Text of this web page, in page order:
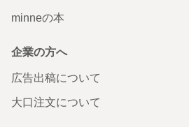
minneの本
企業の方へ
広告出稿について
大口注文について